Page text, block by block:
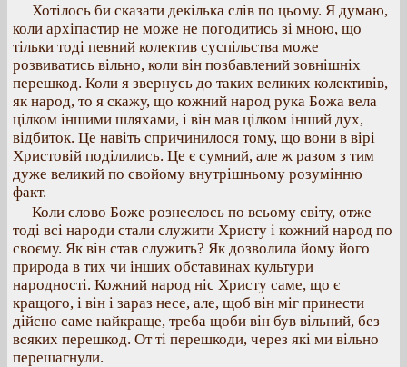
Хотілось би сказати декілька слів по цьому. Я думаю,
коли архіпастир не може не погодитись зі мною, що
тільки тоді певний колектив суспільства може
розвиватись вільно, коли він позбавлений зовнішніх
перешкод. Коли я звернусь до таких великих колективів,
як народ, то я скажу, що кожний народ рука Божа вела
цілком іншими шляхами, і він мав цілком інший дух,
відбиток. Це навіть спричинилося тому, що вони в вірі
Христовій поділились. Це є сумний, але ж разом з тим
дуже великий по свойому внутрішньому розумінню
факт.
Коли слово Боже рознеслось по всьому світу, отже
тоді всі народи стали служити Христу і кожний народ по
своєму. Як він став служить? Як дозволила йому його
природа в тих чи інших обставинах культури
народності. Кожний народ ніс Христу саме, що є
кращого, і він і зараз несе, але, щоб він міг принести
дійсно саме найкраще, треба щоби він був вільний, без
всяких перешкод. От ті перешкоди, через які ми вільно
перешагнули.